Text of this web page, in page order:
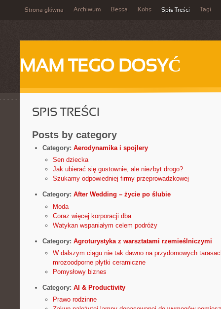
Strona główna Archiwum Bessa Koks Spis Treści Tagi
MAM TEGO DOSYĆ
SPIS TREŚCI
Posts by category
Category: Aerodynamika i spojlery
Sen dziecka
Jak ubierać się gustownie, ale niezbyt drogo?
Szukamy odpowiedniej firmy przeprowadzkowej
Category: After Wedding – życie po ślubie
Moda
Coraz więcej korporacji dba
Watykan wspaniałym celem podróży
Category: Agroturystyka z warsztatami rzemieślniczymi
W dalszym ciągu nie tak dawno na przydomowych
mrozoodporne płytki ceramiczne
Pomysłowy biznes
Category: AI & Productivity
Prawo rodzinne